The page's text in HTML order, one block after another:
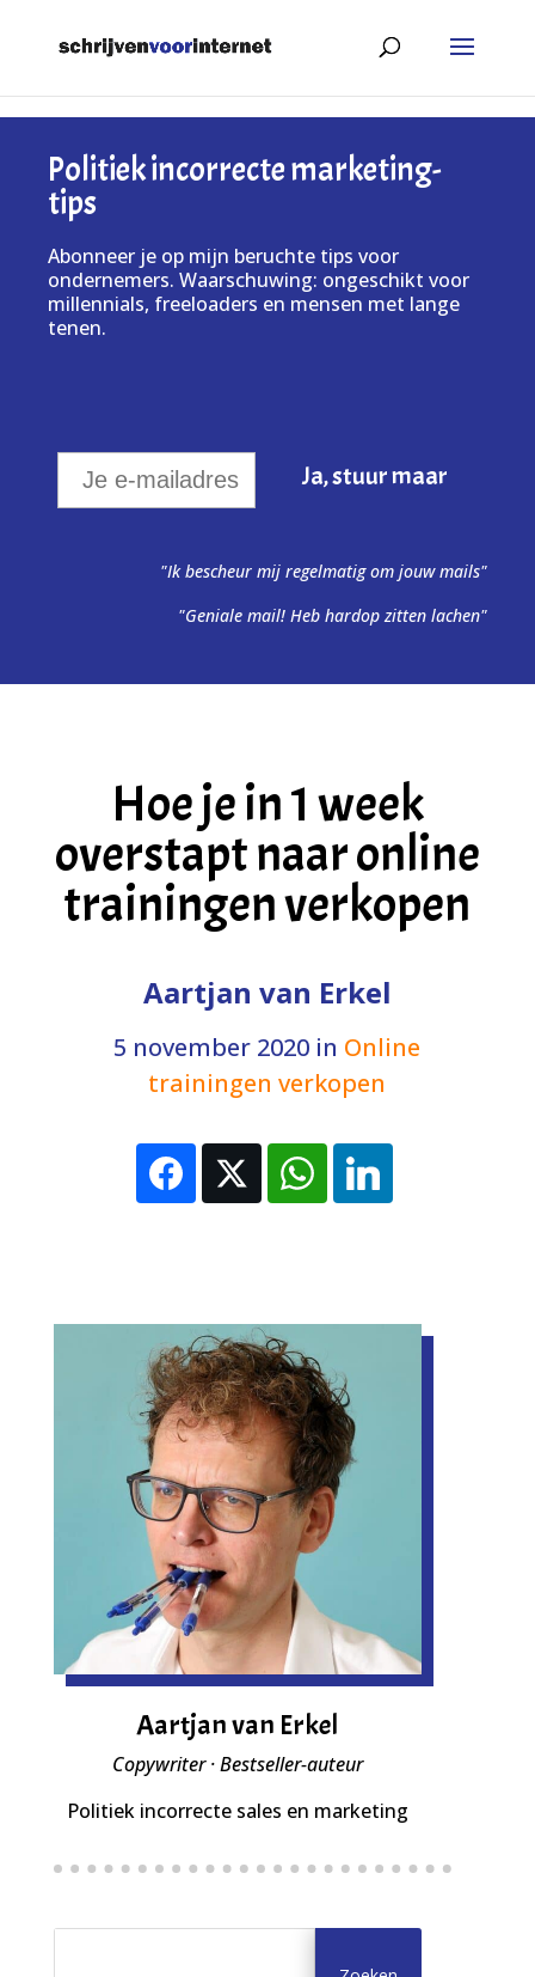
Politiek incorrecte marketing-
tips
Abonneer je op mijn beruchte tips voor
ondernemers. Waarschuwing: ongeschikt voor
millennials, freeloaders en mensen met lange
tenen.
"Ik bescheur mij regelmatig om jouw mails"
"Geniale mail! Heb hardop zitten lachen"
Hoe je in 1 week
overstapt naar online
trainingen verkopen
Aartjan van Erkel
5 november 2020 in Online
trainingen verkopen
Aartjan van Erkel
Copywriter · Bestseller-auteur
Politiek incorrecte sales en marketing